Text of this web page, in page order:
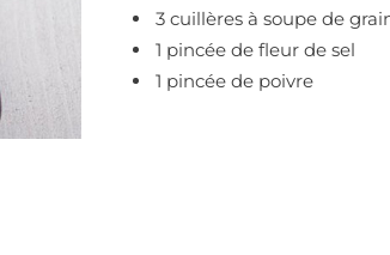
3 cuillères à soupe de
1 pincée de fleur de sel
1 pincée de poivre